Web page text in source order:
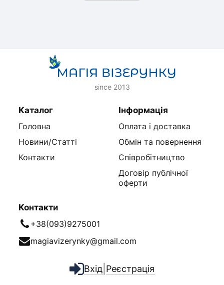
since 2013
Каталог
Головна
Новини/Статті
Контакти
Інформація
Оплата і доставка
Обмін та повернення
Співробітництво
Договір публічної
оферти
Контакти
+38(093)9275001
magiavizerynky@gmail.com
Вхід Реєстрація